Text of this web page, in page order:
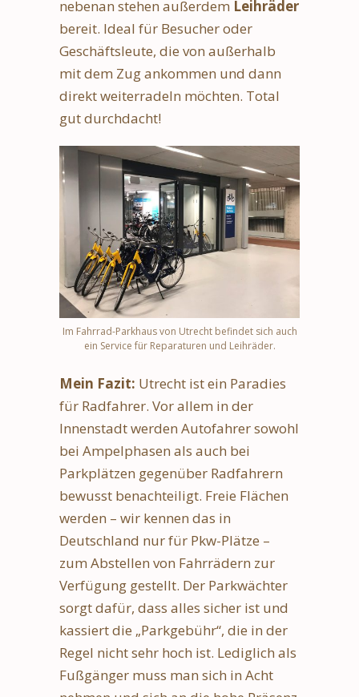
nebenan stehen außerdem Leihräder
bereit. Ideal für Besucher oder
Geschäftsleute, die von außerhalb
mit dem Zug ankommen und dann
direkt weiterradeln möchten. Total
gut durchdacht!
Im Fahrrad-Parkhaus von Utrecht befindet sich auch
ein Service für Reparaturen und Leihräder.
Mein Fazit: Utrecht ist ein Paradies
für Radfahrer. Vor allem in der
Innenstadt werden Autofahrer sowohl
bei Ampelphasen als auch bei
Parkplätzen gegenüber Radfahrern
bewusst benachteiligt. Freie Flächen
werden – wir kennen das in
Deutschland nur für Pkw-Plätze –
zum Abstellen von Fahrrädern zur
Verfügung gestellt. Der Parkwächter
sorgt dafür, dass alles sicher ist und
kassiert die „Parkgebühr“, die in der
Regel nicht sehr hoch ist. Lediglich als
Fußgänger muss man sich in Acht